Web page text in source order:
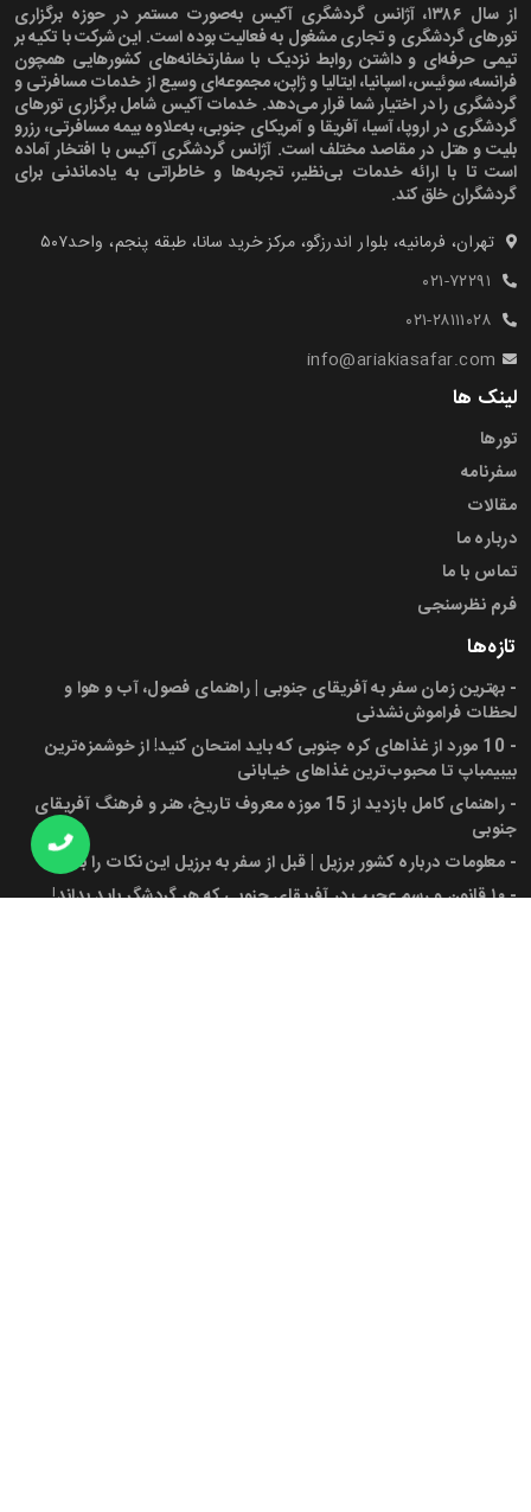
از سال ۱۳۸۶، آژانس گردشگری آکیس به‌صورت مستمر در حوزه برگزاری
تورهای گردشگری و تجاری مشغول به فعالیت بوده است. این شرکت با تکیه بر
تیمی حرفه‌ای و داشتن روابط نزدیک با سفارتخانه‌های کشورهایی همچون
فرانسه، سوئیس، اسپانیا، ایتالیا و ژاپن، مجموعه‌ای وسیع از خدمات مسافرتی و
گردشگری را در اختیار شما قرار می‌دهد. خدمات آکیس شامل برگزاری تورهای
گردشگری در اروپا، آسیا، آفریقا و آمریکای جنوبی، به‌علاوه بیمه مسافرتی، رزرو
بلیت و هتل در مقاصد مختلف است. آژانس گردشگری آکیس با افتخار آماده
است تا با ارائه خدمات بی‌نظیر، تجربه‌ها و خاطراتی به یادماندنی برای
گردشگران خلق کند.
تهران، فرمانیه، بلوار اندرزگو، مرکز خرید سانا، طبقه پنجم، واحد۵۰۷‍
۰۲۱-۷۲۲۹۱
۰۲۱-۲۸۱۱۱۰۲۸
info@ariakiasafar.com
لینک ها
تورها
سفرنامه
مقالات
درباره ما
تماس با ما
فرم نظرسنجی
تازه‌ها
- بهترین زمان سفر به آفریقای جنوبی | راهنمای فصول، آب و هوا و
لحظات فراموش‌نشدنی
-
10 مورد از غذاهای کره جنوبی که باید امتحان کنید! از خوشمزه‌ترین
بیبیمباپ تا محبوب‌ترین غذاهای خیابانی
-
راهنمای کامل بازدید از 15 موزه معروف تاریخ، هنر و فرهنگ آفریقای
جنوبی
- معلومات درباره کشور برزیل | قبل از سفر به برزیل این نکات را بدانید!
-۱۰ قانون و رسم عجیب در آفریقای جنوبی که هر گردشگر باید بداند!